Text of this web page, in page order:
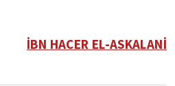
İBN HACER EL-ASKALANİ